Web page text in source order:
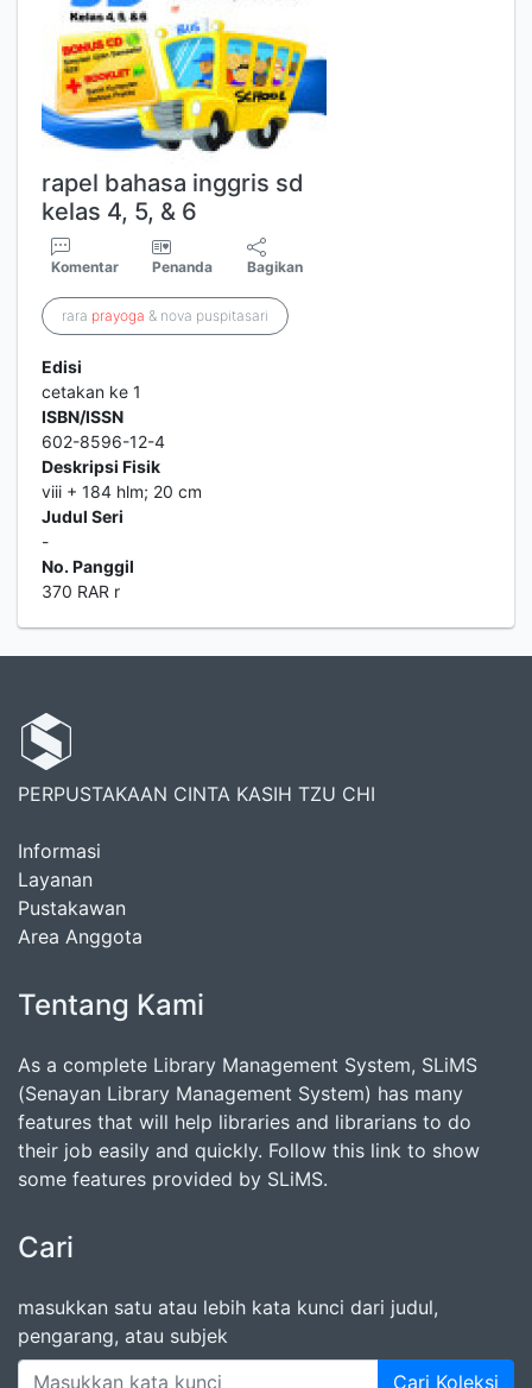
rapel bahasa inggris sd
kelas 4, 5, & 6
Komentar Penanda Bagikan
rara prayoga & nova puspitasari
Edisi
cetakan ke 1
ISBN/ISSN
602-8596-12-4
Deskripsi Fisik
viii + 184 hlm; 20 cm
Judul Seri
-
No. Panggil
370 RAR r
PERPUSTAKAAN CINTA KASIH TZU CHI
Informasi
Layanan
Pustakawan
Area Anggota
Tentang Kami
As a complete Library Management System, SLiMS
(Senayan Library Management System) has many
features that will help libraries and librarians to do
their job easily and quickly. Follow this link to show
some features provided by SLiMS.
Cari
masukkan satu atau lebih kata kunci dari judul,
pengarang, atau subjek
Cari Koleksi